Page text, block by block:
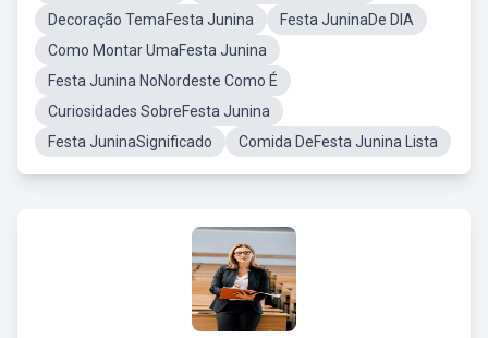
Decoração TemaFesta Junina
Festa JuninaDe DIA
Como Montar UmaFesta Junina
Festa Junina NoNordeste Como É
Curiosidades SobreFesta Junina
Festa JuninaSignificado
Comida DeFesta Junina Lista